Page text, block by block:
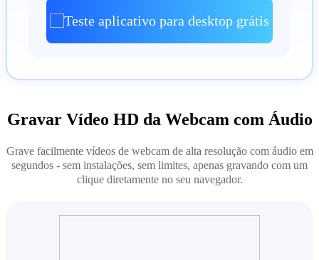
Teste aplicativo para desktop grátis
Gravar Vídeo HD da Webcam com Áudio
Grave facilmente vídeos de webcam de alta resolução com áudio em
segundos - sem instalações, sem limites, apenas gravando com um
clique diretamente no seu navegador.